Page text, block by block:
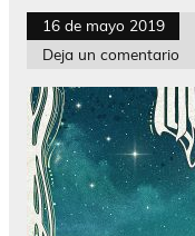
16 de mayo 2019
Deja un comentario